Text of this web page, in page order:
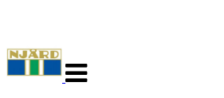
navigasjon